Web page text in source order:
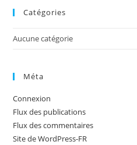
Catégories
Aucune catégorie
Méta
Connexion
Flux des publications
Flux des commentaires
Site de WordPress-FR